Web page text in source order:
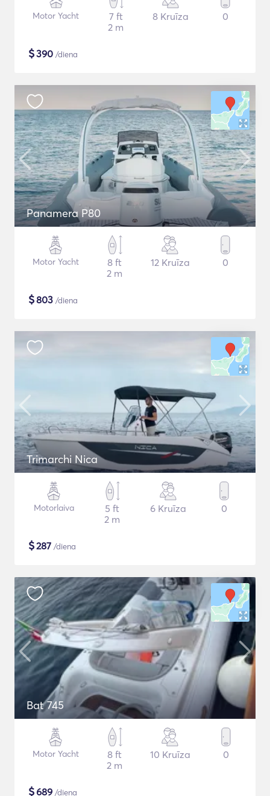
Motor Yacht
7 ft
2 m
8 Kruīza 0
$390 /diena
Panamera P80
Motor Yacht
8 ft
2 m
12 Kruīza 0
$803 /diena
Trimarchi Nica
Motorlaiva
5 ft
2 m
6 Kruīza 0
$287 /diena
Bat 745
Motor Yacht
8 ft
2 m
10 Kruīza 0
$689 /diena